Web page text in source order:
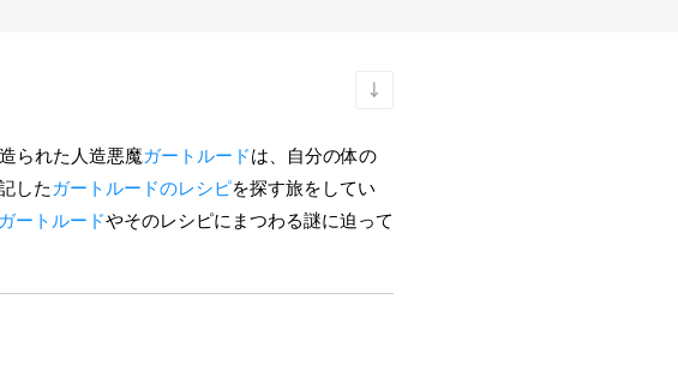
られた人造悪魔ガートルードは、自分の体の
した ガートルードのレシピを探す旅をしてい
ガートルードやそのレシピにまつわる謎に迫って